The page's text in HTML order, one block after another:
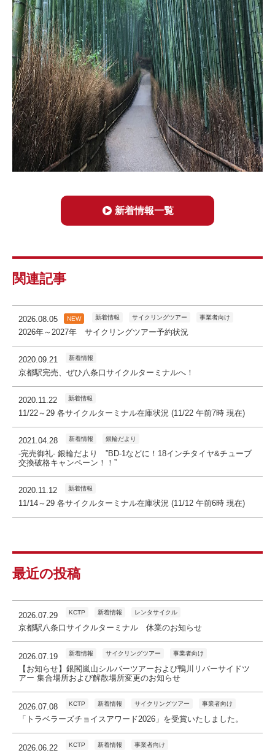
新着情報一覧
関連記事
2026.08.05 NEW 新着情報 サイクリングツアー 事業者向け
2026年～2027年 サイクリングツアー予約状況
2020.09.21 新着情報
京都駅完売、ぜひ八条口サイクルターミナルへ！
2020.11.22 新着情報
11/22～29 各サイクルターミナル在庫状況 (11/22 午前7時 現在)
2021.04.28 新着情報 銀輪だより
-完売御礼- 銀輪だより ”BD-1などに！18インチタイヤ&チューブ
交換破格キャンペーン！！”
2020.11.12 新着情報
11/14～29 各サイクルターミナル在庫状況 (11/12 午前6時 現在)
最近の投稿
2026.07.29 KCTP 新着情報 レンタサイクル
京都駅八条口サイクルターミナル 休業のお知らせ
2026.07.19 新着情報 サイクリングツアー 事業者向け
【お知らせ】銀閣嵐山シルバーツアーおよび鴨川リバーサイドツ
アー 集合場所および解散場所変更のお知らせ
2026.07.08 KCTP 新着情報 サイクリングツアー 事業者向け
「トラベラーズチョイスアワード2026」を受賞いたしました。
2026.06.22 KCTP 新着情報 事業者向け